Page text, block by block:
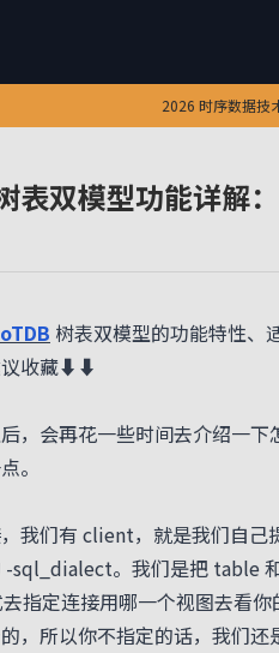
2026 时序数据技
表双模型功能详解
树表双模型的功能特性、
议收藏⬇️⬇️
，会再花一些时间去介绍一
。
我们有 client，就是我们自己
sql_dialect。我们是把 table
指定连接用哪一个视图去看
，所以你不指定的话，我们